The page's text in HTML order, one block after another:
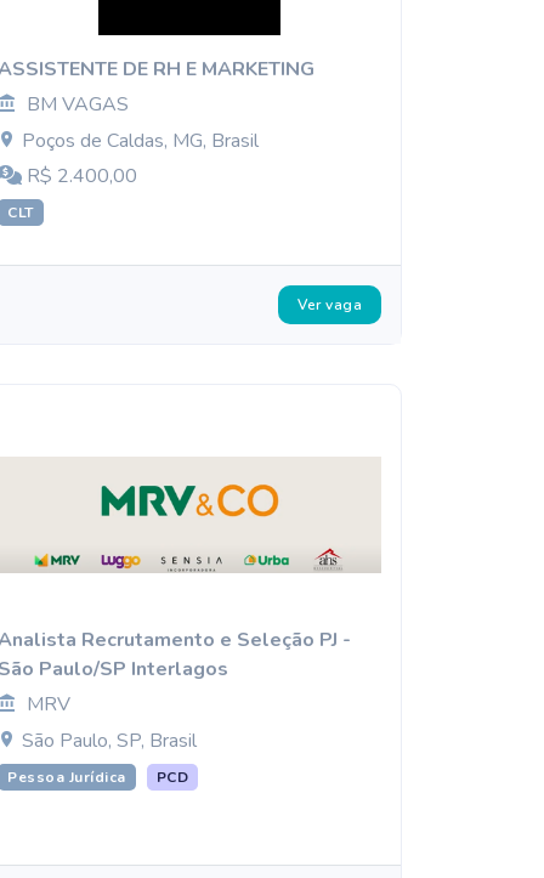
DE RH E MARKETING
BM VAGAS
Poços de Caldas, MG, Brasil
R$ 2.400,00
CLT
Ver vaga
Recrutamento e Seleção PJ -
Paulo/SP Interlagos
MRV
São Paulo, SP, Brasil
Pessoa Jurídica PCD